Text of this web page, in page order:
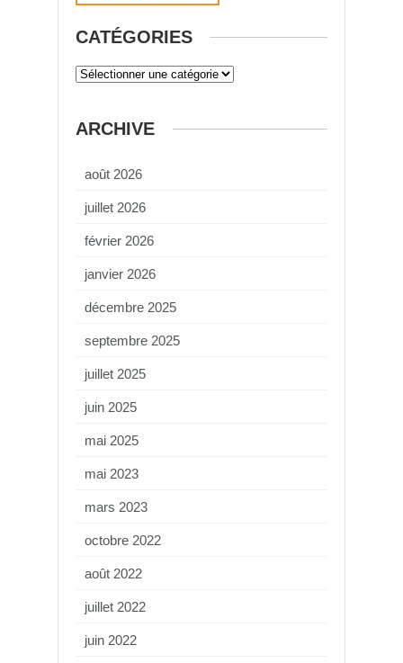
CATÉGORIES
ARCHIVE
août 2026
juillet 2026
février 2026
janvier 2026
décembre 2025
septembre 2025
juillet 2025
juin 2025
mai 2025
mai 2023
mars 2023
octobre 2022
août 2022
juillet 2022
juin 2022